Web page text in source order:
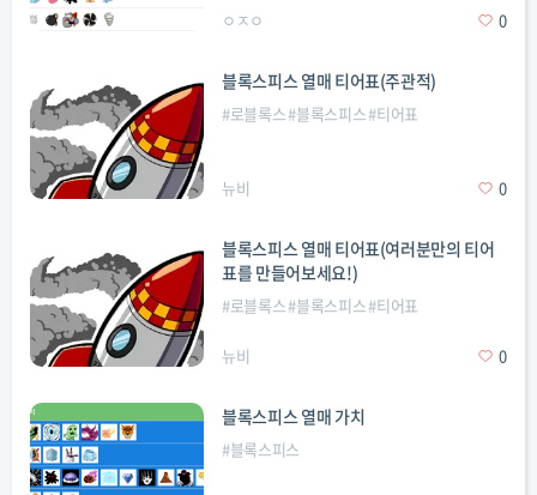
ㅇㅈㅇ 0
블록스피스 열매 티어표(주관적)
#로블록스#블록스피스#티어표
뉴비 0
블록스피스 열매 티어표(여러분만의 티어
표를 만들어보세요!)
#로블록스#블록스피스#티어표
뉴비 0
블록스피스 열매 가치
#블록스피스